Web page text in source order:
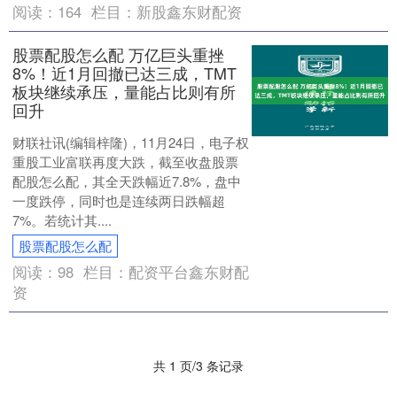
阅读： 164 栏目： 新股鑫东财配资
股票配股怎么配 万亿巨头重挫
8%！近1月回撤已达三成，TMT
板块继续承压，量能占比则有所
回升
财联社讯(编辑梓隆)，11月24日，电子权
重股工业富联再度大跌，截至收盘股票
配股怎么配，其全天跌幅近7.8%，盘中
一度跌停，同时也是连续两日跌幅超
7%。若统计其....
股票配股怎么配
阅读：98 栏目： 配资平台鑫东财配
资
共 1 页/3 条记录